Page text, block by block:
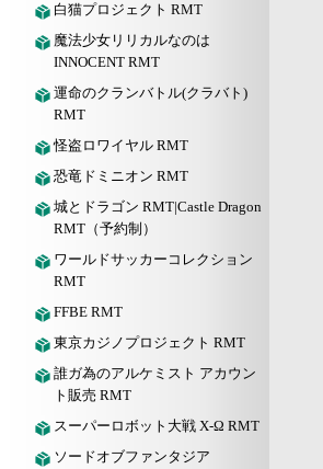
白猫プロジェクト RMT
魔法少女リリカルなのは
INNOCENT RMT
運命のクランバトル(クラバト)
RMT
怪盗ロワイヤル RMT
恐竜ドミニオン RMT
城とドラゴン RMT|Castle Dragon
RMT（予約制）
ワールドサッカーコレクション
RMT
FFBE RMT
東京カジノプロジェクト RMT
誰ガ為のアルケミスト アカウン
ト販売 RMT
スーパーロボット大戦 X-Ω RMT
ソードオブファンタジア